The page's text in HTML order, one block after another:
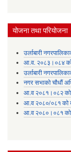
योजना तथा परियोजना
उर्लाबारी
आ.व. २०८३।०८४ को
उर्लाबारी
नगर सभाको चौधौं
आ.व २०८१।०८२ को
आ.व २०८०/०८१ को
आ.व २०८०।०८१ को